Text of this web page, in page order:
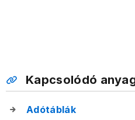
Kapcsolódó
Adótáblák